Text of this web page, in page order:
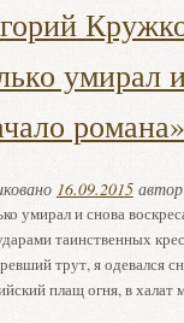
умирал
16.09.2015
умирал и снова
таинственных
трут, я одевался
плащ огня, в халат